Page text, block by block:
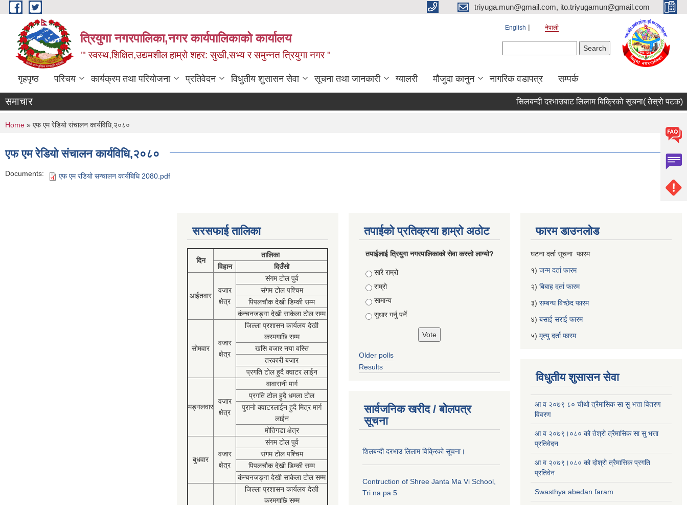
Skip to main content triyuga.mun@gmail.com, ito.triyugamun@gmail.com
त्रियुगा नगरपालिका,नगर कार्यपालिकाको कार्यालय
'" स्वस्थ,शिक्षित,उद्यमशील हाम्रो शहर: सुखी,सभ्य र समुन्नत त्रियुगा नगर "
English नेपाली
गृहपृष्ठ परिचय कार्यक्रम तथा परियोजना प्रतिवेदन विधुतीय शुसासन सेवा सूचना तथा जानकारी ग्यालरी मौजुदा कानुन नागरिक वडापत्र सम्पर्क
समाचार सिलबन्दी दरभाउबाट लिलाम बिक्रिको सूचना( तेस्रो पटक) ।
You are here
Home » एफ एम रेडियो संचालन कार्यविधि,२०८०
एफ एम रेडियो संचालन कार्यविधि,२०८०
Documents: एफ एम रडियो सन्चालन कार्यबिधि 2080.pdf
सरसफाई तालिका
दिन
तालिका
विहान
दिउँसो
आईतवार
वजार
क्षेत्र
संगम टोल पुर्व
संगम टोल पश्चिम
पिपलचौक देखी डिम्की सम्म
कंन्चनजङ्गा देखी साकेला टोल सम्म
सोमवार
वजार
क्षेत्र
जिल्ला प्रशासन कार्यलय देखी
करमगाछि सम्म
खसि वजार नया वस्ति
तरकारी बजार
प्रगति टोल हुदै क्वाटर लाईन
मङ्गलवार
वजार
क्षेत्र
वावारानी मार्ग
प्रगति टोल हुदै धमला टोल
पुरानो क्वाटरलाईन हुदै मित्र मार्ग
लाईन
मोतिगडा क्षेत्र
बुधवार
वजार
क्षेत्र
संगम टोल पुर्व
संगम टोल पश्चिम
पिपलचौक देखी डिम्की सम्म
कंन्चनजङ्गा देखी साकेला टोल सम्म
जिल्ला प्रशासन कार्यलय देखी
करमगाछि सम्म
तपाईको प्रतिक्रया हाम्रो अठोट
तपाईलाई त्रियुगा नगरपालिकाको सेवा कस्तो लाग्यो?
Choices
सारै राम्रो
राम्रो
सामान्य
सुधार गर्नु पर्ने
Older polls
Results
सार्वजनिक खरीद / बोलपत्र
सूचना
शिलबन्दी दरभाउ लिलाम विक्रिको सूचना।
Contruction of Shree Janta Ma Vi School,
Tri na pa 5
फारम डाउनलोड
घटना दर्ता सूचना फारम
१) जन्म दर्ता फारम
२) बिबाह दर्ता फारम
३) सम्बन्ध बिच्छेद फारम
४) बसाई सराई फारम
५) मृत्यु दर्ता फारम
विधुतीय शुसासन सेवा
आ व २०७९ ८० चौथो त्रैमासिक सा सु भत्ता वितरण
विवरण
आ व २०७९।०८० को तेश्रो त्रैमासिक सा सु भत्ता
प्रतिवेदन
आ व २०७९।०८० को दोश्रो त्रैमासिक प्रगति
प्रतिवेन
Swasthya abedan faram